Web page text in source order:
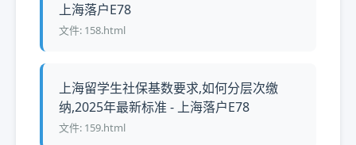
上海落户E78
文件: 158.html
上海留学生社保基数要求,如何分层次缴
纳,2025年最新标准 - 上海落户E78
文件: 159.html